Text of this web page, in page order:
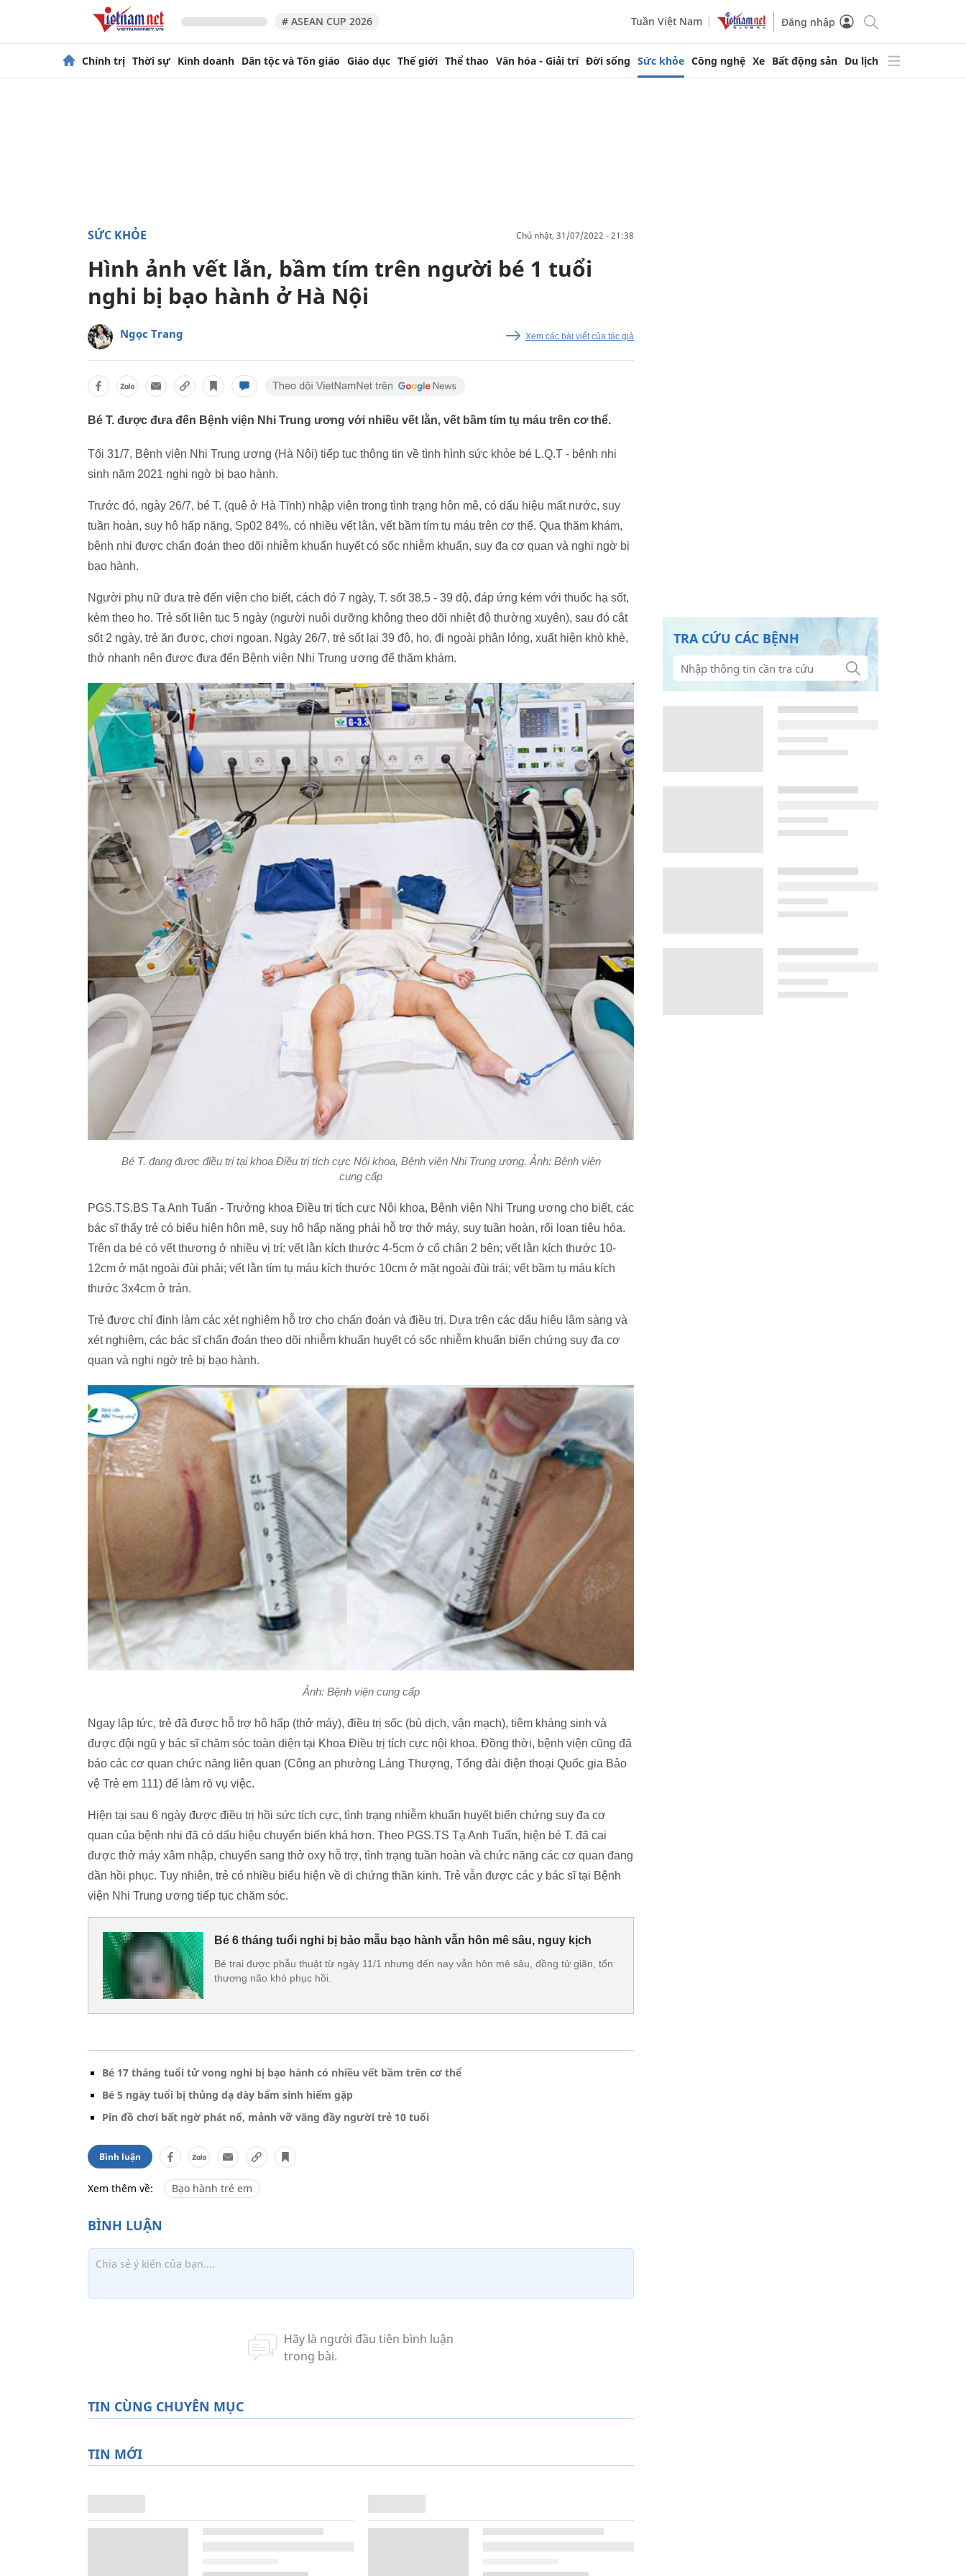
# ASEAN CUP 2026 Tuần Việt Nam Đăng nhập
Chính trị Thời sự Kinh doanh Dân tộc và Tôn giáo Giáo dục Thế giới Thể thao Văn hóa - Giải trí Đời sống Sức khỏe Công nghệ Xe Bất động sản Du lịch
SỨC KHỎE chủ nhật, 31/07/2022 - 21:38
Hình ảnh vết lằn, bầm tím trên người bé 1 tuổi
nghi bị bạo hành ở Hà Nội
Ngọc Trang Xem các bài viết của tác giả
Bé T. được đưa đến Bệnh viện Nhi Trung ương với nhiều vết lằn, vết bầm tím tụ máu trên cơ thể.
Tối 31/7, Bệnh viện Nhi Trung ương (Hà Nội) tiếp tục thông tin về tình hình sức khỏe bé L.Q.T - bệnh nhi
sinh năm 2021 nghi ngờ bị bạo hành.
Trước đó, ngày 26/7, bé T. (quê ở Hà Tĩnh) nhập viện trong tình trạng hôn mê, có dấu hiệu mất nước, suy
tuần hoàn, suy hô hấp nặng, Sp02 84%, có nhiều vết lằn, vết bầm tím tụ máu trên cơ thể. Qua thăm khám,
bệnh nhi được chẩn đoán theo dõi nhiễm khuẩn huyết có sốc nhiễm khuẩn, suy đa cơ quan và nghi ngờ bị
bạo hành.
Người phụ nữ đưa trẻ đến viện cho biết, cách đó 7 ngày, T. sốt 38,5 - 39 độ, đáp ứng kém với thuốc hạ sốt,
kèm theo ho. Trẻ sốt liên tục 5 ngày (người nuôi dưỡng không theo dõi nhiệt độ thường xuyên), sau đó cắt
sốt 2 ngày, trẻ ăn được, chơi ngoan. Ngày 26/7, trẻ sốt lại 39 độ, ho, đi ngoài phân lỏng, xuất hiện khò khè,
thở nhanh nên được đưa đến Bệnh viện Nhi Trung ương để thăm khám.
Bé T. đang được điều trị tại khoa Điều trị tích cực Nội khoa, Bệnh viện Nhi Trung ương. Ảnh: Bệnh viện
cung cấp
PGS.TS.BS Tạ Anh Tuấn - Trưởng khoa Điều trị tích cực Nội khoa, Bệnh viện Nhi Trung ương cho biết, các
bác sĩ thấy trẻ có biểu hiện hôn mê, suy hô hấp nặng phải hỗ trợ thở máy, suy tuần hoàn, rối loạn tiêu hóa.
Trên da bé có vết thương ở nhiều vị trí: vết lằn kích thước 4-5cm ở cổ chân 2 bên; vết lằn kích thước 10-
12cm ở mặt ngoài đùi phải; vết lằn tím tụ máu kích thước 10cm ở mặt ngoài đùi trái; vết bầm tụ máu kích
thước 3x4cm ở trán.
Trẻ được chỉ định làm các xét nghiệm hỗ trợ cho chẩn đoán và điều trị. Dựa trên các dấu hiệu lâm sàng và
xét nghiệm, các bác sĩ chẩn đoán theo dõi nhiễm khuẩn huyết có sốc nhiễm khuẩn biến chứng suy đa cơ
quan và nghi ngờ trẻ bị bạo hành.
Ảnh: Bệnh viện cung cấp
Ngay lập tức, trẻ đã được hỗ trợ hô hấp (thở máy), điều trị sốc (bù dịch, vận mạch), tiêm kháng sinh và
được đội ngũ y bác sĩ chăm sóc toàn diện tại Khoa Điều trị tích cực nội khoa. Đồng thời, bệnh viện cũng đã
báo các cơ quan chức năng liên quan (Công an phường Láng Thượng, Tổng đài điện thoại Quốc gia Bảo
vệ Trẻ em 111) để làm rõ vụ việc.
Hiện tại sau 6 ngày được điều trị hồi sức tích cực, tình trạng nhiễm khuẩn huyết biến chứng suy đa cơ
quan của bệnh nhi đã có dấu hiệu chuyển biến khá hơn. Theo PGS.TS Tạ Anh Tuấn, hiện bé T. đã cai
được thở máy xâm nhập, chuyển sang thở oxy hỗ trợ, tình trạng tuần hoàn và chức năng các cơ quan đang
dần hồi phục. Tuy nhiên, trẻ có nhiều biểu hiện về di chứng thần kinh. Trẻ vẫn được các y bác sĩ tại Bệnh
viện Nhi Trung ương tiếp tục chăm sóc.
Bé 6 tháng tuổi nghi bị bảo mẫu bạo hành vẫn hôn mê sâu, nguy kịch
Bé trai được phẫu thuật từ ngày 11/1 nhưng đến nay vẫn hôn mê sâu, đồng tử giãn, tổn
thương não khó phục hồi.
TRA CỨU CÁC BỆNH
Bé 17 tháng tuổi tử vong nghi bị bạo hành có nhiều vết bầm trên cơ thể
Bé 5 ngày tuổi bị thủng dạ dày bẩm sinh hiếm gặp
Pin đồ chơi bất ngờ phát nổ, mảnh vỡ văng đầy người trẻ 10 tuổi
Bình luận
Xem thêm về: Bạo hành trẻ em
TIN CÙNG CHUYÊN MỤC
TIN MỚI